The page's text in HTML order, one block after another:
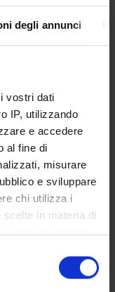
degli annunci
vostri dati
IP, utilizzando
e accedere
al fine di
misurare
e sviluppare
chi utilizza i
in materia di
proprietà digitale
in qualsiasi
o facendo clic